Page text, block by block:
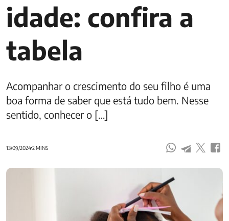
idade: confira a
tabela
Acompanhar o crescimento do seu filho é uma
boa forma de saber que está tudo bem. Nesse
sentido, conhecer o […]
13/09/20242 MINS